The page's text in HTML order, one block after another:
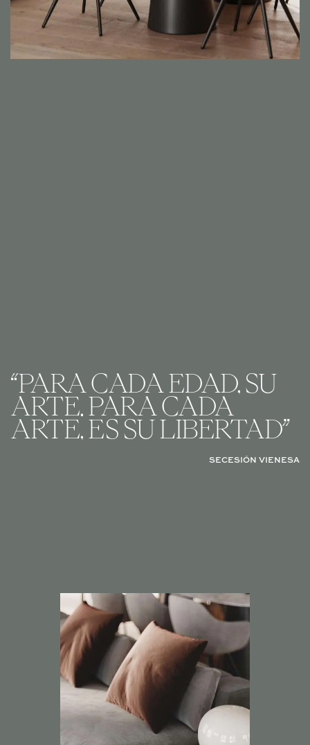
“PARA CADA EDAD, SU
ARTE. PARA CADA
ARTE, ES SU LIBERTAD”
SECESIÓN VIENESA